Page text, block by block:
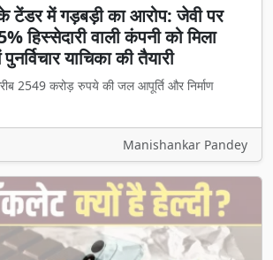
टेंडर में गड़बड़ी का आरोप: जेवी पर
हिस्सेदारी वाली कंपनी को मिला
याचिका की तैयारी
2549 करोड़ रुपये की जल आपूर्ति और निर्माण
Manishankar Pandey